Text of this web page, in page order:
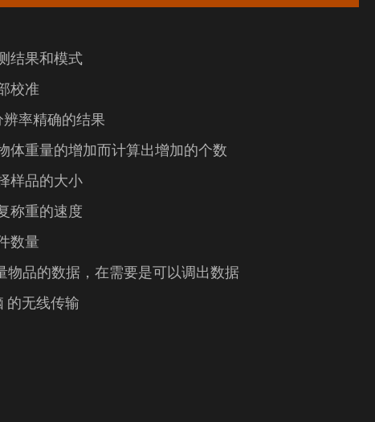
结果和模式
校准
率精确的结果
体重量的增加而计算出增加的个数
样品的大小
称重的速度
数量
物品的数据，在需要是可以调出数据
的无线传输